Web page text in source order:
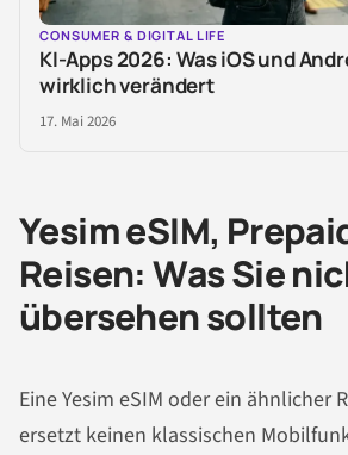
CONSUMER & DIGITAL LIFE
KI-Apps 2026: Was iOS und
wirklich verändert
17. Mai 2026
Yesim eSIM,
Reisen: Was Sie
übersehen sollten
Eine Yesim eSIM oder ein ähnlicher
ersetzt keinen klassischen